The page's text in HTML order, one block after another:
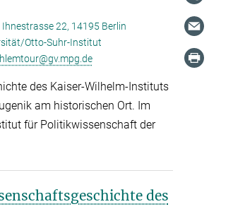
Ihnestrasse 22, 14195 Berlin
Otto-Suhr-Institut
des Kaiser-Wilhelm-Instituts
am historischen Ort. Im
für Politikwissenschaft der
des